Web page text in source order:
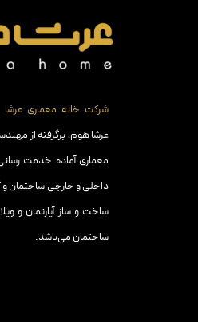
شرکت خانه معماری عرشا
عرشا هوم، برگرفته از
معماری آماده خدمت
داخلی و خارجی ساختمان و
ساخت و ساز آپارتمان و
ساختمان می‌باشد.